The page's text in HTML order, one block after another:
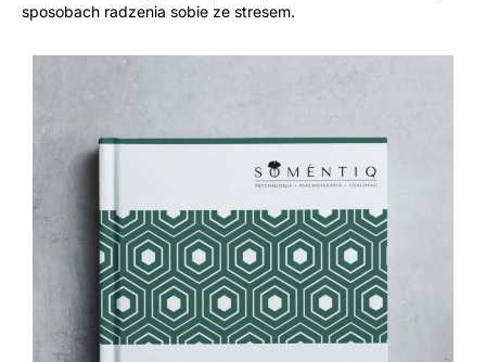
sposobach radzenia sobie ze stresem.